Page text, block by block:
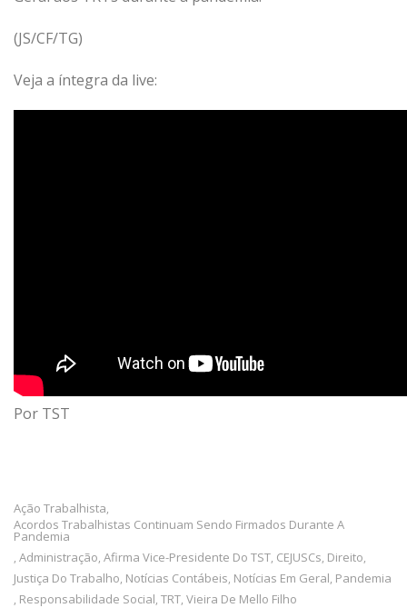
(JS/CF/TG)
Veja a íntegra da live:
Por TST
Ação Trabalhista,
Acordos Trabalhistas Continuam Sendo Firmados Durante A
Pandemia
, Administração, Afirma Vice-Presidente Do TST, CEJUSCs, Direito,
Justiça Do Trabalho, Notícias Contábeis, Notícias Em Geral, Pandemia
, Responsabilidade Social, TRT, Vieira De Mello Filho